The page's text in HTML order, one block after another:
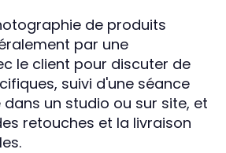
de produits
par une
le client pour discuter de
suivi d'une séance
un studio ou sur site, et
retouches et la livraison